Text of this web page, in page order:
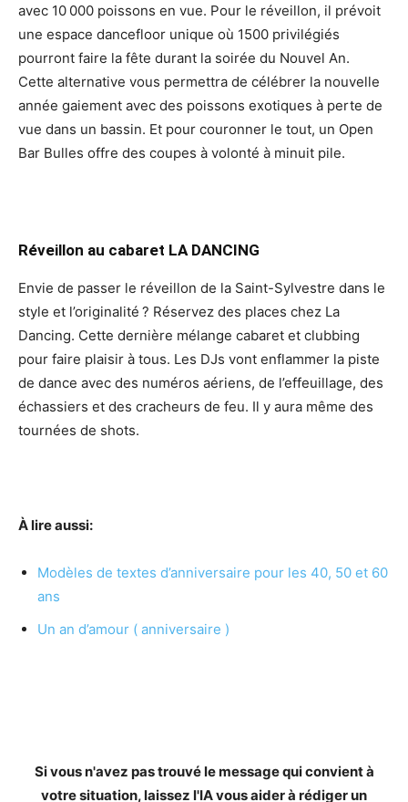
avec 10 000 poissons en vue. Pour le réveillon, il prévoit
une espace dancefloor unique où 1500 privilégiés
pourront faire la fête durant la soirée du Nouvel An.
Cette alternative vous permettra de célébrer la nouvelle
année gaiement avec des poissons exotiques à perte de
vue dans un bassin. Et pour couronner le tout, un Open
Bar Bulles offre des coupes à volonté à minuit pile.
Réveillon au cabaret LA DANCING
Envie de passer le réveillon de la Saint-Sylvestre dans le
style et l’originalité ? Réservez des places chez La
Dancing. Cette dernière mélange cabaret et clubbing
pour faire plaisir à tous. Les DJs vont enflammer la piste
de dance avec des numéros aériens, de l’effeuillage, des
échassiers et des cracheurs de feu. Il y aura même des
tournées de shots.
À lire aussi:
Modèles de textes d’anniversaire pour les 40, 50 et 60
ans
Un an d’amour ( anniversaire )
Si vous n'avez pas trouvé le message qui convient à
votre situation, laissez l'IA vous aider à rédiger un